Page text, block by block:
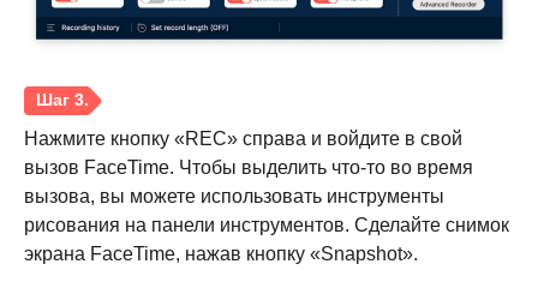
Нажмите кнопку «REC» справа и войдите в свой
вызов FaceTime. Чтобы выделить что-то во время
вызова, вы можете использовать инструменты
рисования на панели инструментов. Сделайте снимок
экрана FaceTime, нажав кнопку «Snapshot».